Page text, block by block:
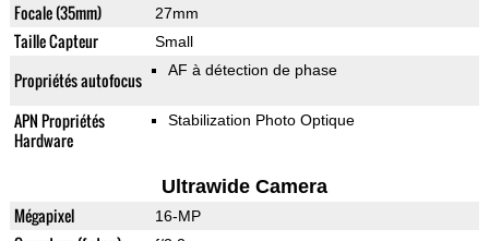
Focale (35mm) 27mm
Taille Capteur Small
Propriétés autofocus AF à détection de phase
APN Propriétés
Hardware
Stabilization Photo Optique
Ultrawide Camera
Mégapixel 16-MP